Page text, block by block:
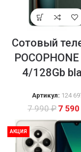
Сотовый
4/128Gb
Артикул: 124
7 990₽ 7 590
АКЦИЯ